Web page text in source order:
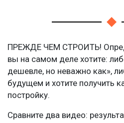
ПРЕЖДЕ ЧЕМ СТРОИТЬ!
вы на самом деле хотите:
дешевле, но неважно как»,
будущем и хотите получить
постройку.
Сравните два видео: